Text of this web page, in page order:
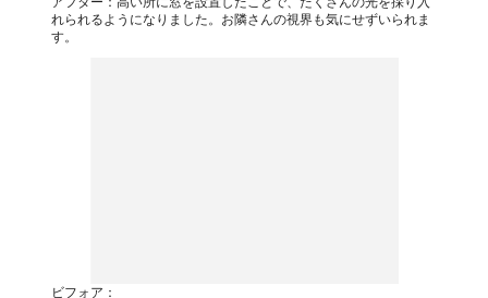
れられるようになりました。お隣さんの視界も気にせずいられま
す。
ビフォア：